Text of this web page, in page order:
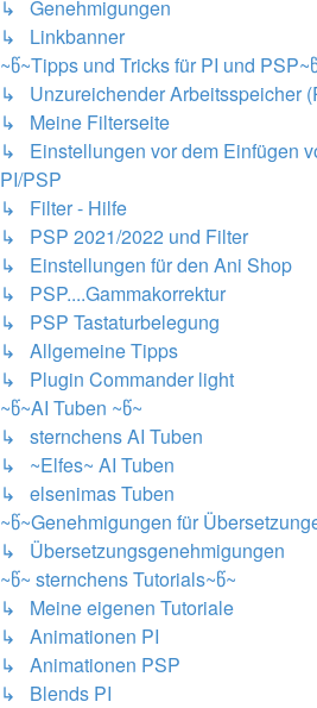
↳ Genehmigungen
↳ Linkbanner
~წ~Tipps und Tricks für PI und
↳ Unzureichender Arbeitsspeicher
↳ Meine Filterseite
↳ Einstellungen vor dem Einfügen
PI/PSP
↳ Filter - Hilfe
↳ PSP 2021/2022 und Filter
↳ Einstellungen für den Ani Shop
↳ PSP....Gammakorrektur
↳ PSP Tastaturbelegung
↳ Allgemeine Tipps
↳ Plugin Commander light
~წ~AI Tuben ~წ~
↳ sternchens AI Tuben
↳ ~Elfes~ AI Tuben
↳ elsenimas Tuben
~წ~Genehmigungen für
↳ Übersetzungsgenehmigungen
~წ~ sternchens Tutorials~წ~
↳ Meine eigenen Tutoriale
↳ Animationen PI
↳ Animationen PSP
↳ Blends PI